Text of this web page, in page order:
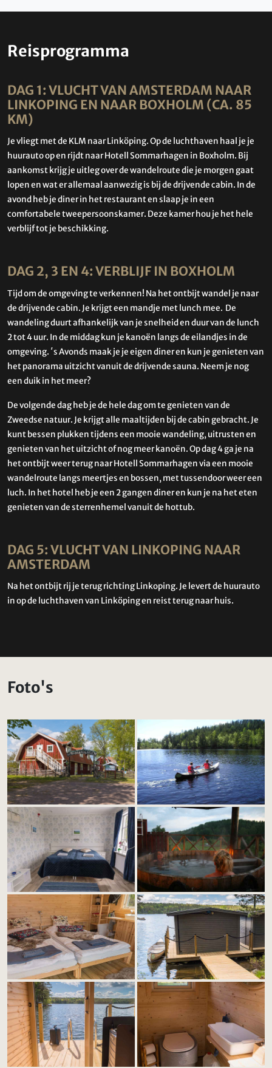
Reisprogramma
DAG 1: VLUCHT VAN AMSTERDAM NAAR
LINKOPING EN NAAR BOXHOLM (CA. 85
KM)
Je vliegt met de KLM naar Linköping. Op de luchthaven haal je je
huurauto op en rijdt naar Hotell Sommarhagen in Boxholm. Bij
aankomst krijg je uitleg over de wandelroute die je morgen gaat
lopen en wat er allemaal aanwezig is bij de drijvende cabin. In de
avond heb je diner in het restaurant en slaap je in een
comfortabele tweepersoonskamer. Deze kamer hou je het hele
verblijf tot je beschikking.
DAG 2, 3 EN 4: VERBLIJF IN BOXHOLM
Tijd om de omgeving te verkennen! Na het ontbijt wandel je naar
de drijvende cabin. Je krijgt een mandje met lunch mee. De
wandeling duurt afhankelijk van je snelheid en duur van de lunch
2 tot 4 uur. In de middag kun je kanoën langs de eilandjes in de
omgeving. ′s Avonds maak je je eigen diner en kun je genieten van
het panorama uitzicht vanuit de drijvende sauna. Neem je nog
een duik in het meer?
De volgende dag heb je de hele dag om te genieten van de
Zweedse natuur. Je krijgt alle maaltijden bij de cabin gebracht. Je
kunt bessen plukken tijdens een mooie wandeling, uitrusten en
genieten van het uitzicht of nog meer kanoën. Op dag 4 ga je na
het ontbijt weer terug naar Hotell Sommarhagen via een mooie
wandelroute langs meertjes en bossen, met tussendoor weer een
luch. In het hotel heb je een 2 gangen diner en kun je na het eten
genieten van de sterrenhemel vanuit de hottub.
DAG 5: VLUCHT VAN LINKOPING NAAR
AMSTERDAM
Na het ontbijt rij je terug richting Linkoping. Je levert de huurauto
in op de luchthaven van Linköping en reist terug naar huis.
Foto's